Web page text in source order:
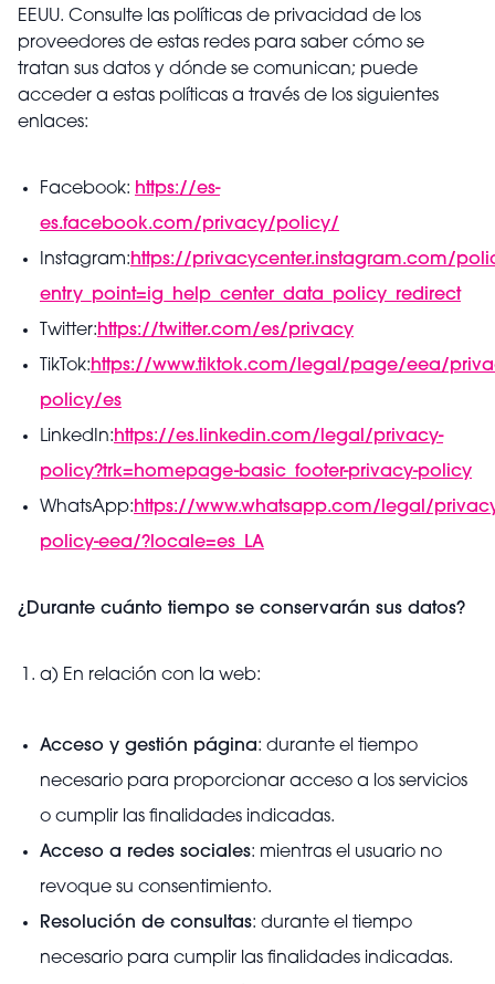
EEUU. Consulte las políticas de privacidad de los
proveedores de estas redes para saber cómo se
tratan sus datos y dónde se comunican; puede
acceder a estas políticas a través de los siguientes
enlaces:
Facebook: https://es-
es.facebook.com/privacy/policy/
Instagram:https://privacycenter.instagram.com/
entry_point=ig_help_center_data_policy_redirect
Twitter:https://twitter.com/es/privacy
TikTok:https://www.tiktok.com/legal/page/eea/
policy/es
LinkedIn:https://es.linkedin.com/legal/privacy-
policy?trk=homepage-basic_footer-privacy-policy
WhatsApp:https://www.whatsapp.com/legal/
policy-eea/?locale=es_LA
¿Durante cuánto tiempo se conservarán sus datos?
a) En relación con la web:
Acceso y gestión página: durante el tiempo
necesario para proporcionar acceso a los servicios
o cumplir las finalidades indicadas.
Acceso a redes sociales: mientras el usuario no
revoque su consentimiento.
Resolución de consultas: durante el tiempo
necesario para cumplir las finalidades indicadas.